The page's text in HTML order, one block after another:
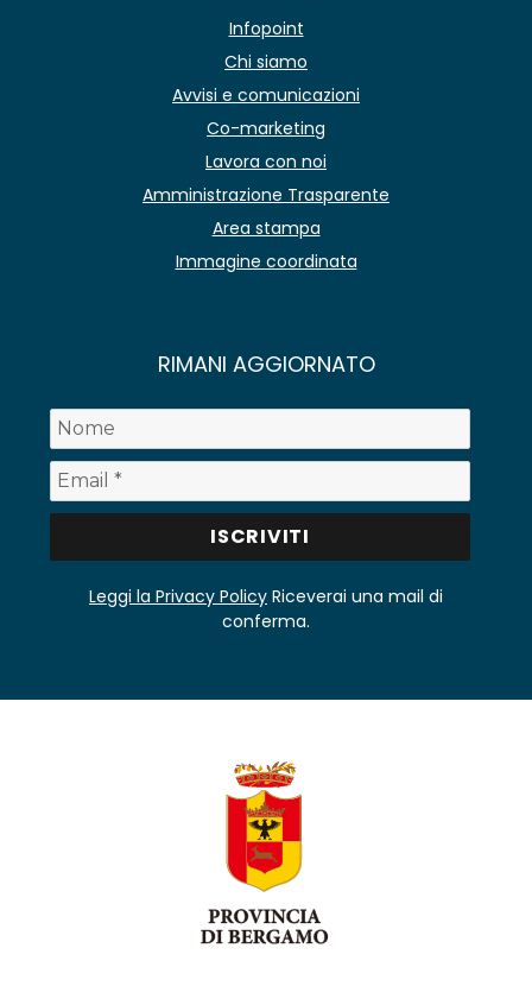
Infopoint
Chi siamo
Avvisi e comunicazioni
Co-marketing
Lavora con noi
Amministrazione Trasparente
Area stampa
Immagine coordinata
RIMANI AGGIORNATO
Leggi la Privacy Policy Riceverai una mail di
conferma.